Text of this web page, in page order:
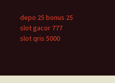
depo 25 bonus 25
slot gacor 777
slot qris 5000